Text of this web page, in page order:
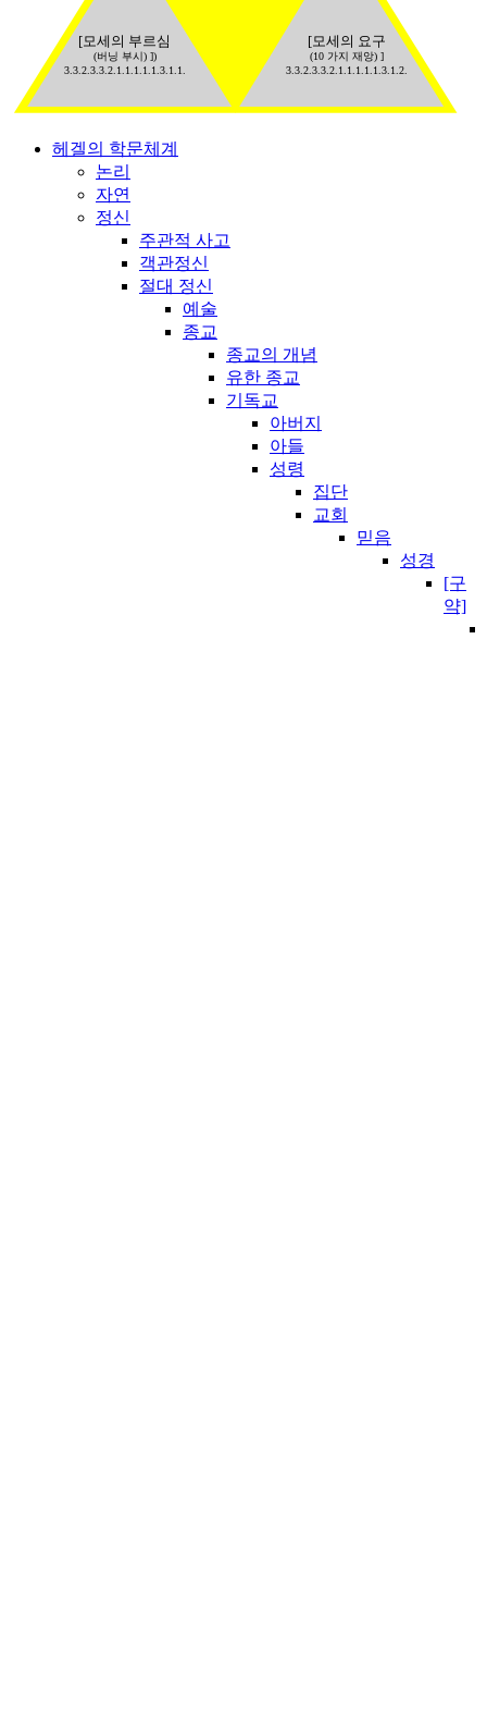
[모세의 부르심
(버닝 부시) ])
3.3.2.3.3.2.1.1.1.1.1.3.1.1.
[모세의 요구
(10 가지 재앙) ]
3.3.2.3.3.2.1.1.1.1.1.3.1.2.
헤겔의 학문체계
논리
자연
정신
주관적 사고
객관정신
절대 정신
예술
종교
종교의 개념
유한 종교
기독교
아버지
아들
성령
집단
교회
믿음
성경
[구
약]